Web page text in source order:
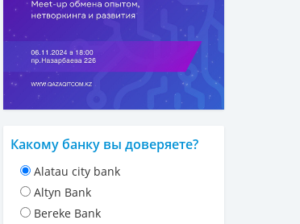
Какому банку вы доверяете?
Alatau city bank
Altyn Bank
Bereke Bank